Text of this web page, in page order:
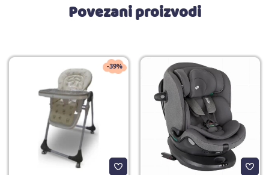
Povezani proizvodi
-39%